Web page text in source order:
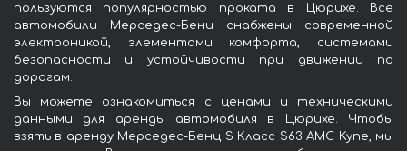
пользуются популярностью проката в Цюрихе. Все
автомобили Мерседес-Бенц снабжены современной
электроникой, элементами комфорта, системами
безопасности и устойчивости при движении по
дорогам.
Вы можете ознакомиться с ценами и техническими
данными для аренды автомобиля в Цюрихе. Чтобы
взять в аренду Мерседес-Бенц S Класс S63 AMG Купе, мы